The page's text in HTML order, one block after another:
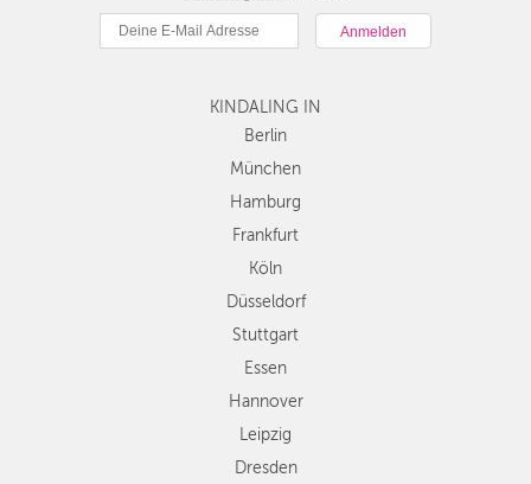
Hamburg
Köln
Düsseldorf
Stuttgart
Essen
Dresden
Nürnberg
Wien
Zürich
Andere
Regionen
KINDALING IN
Berlin
München
Hamburg
Frankfurt
Köln
Düsseldorf
Stuttgart
Essen
Hannover
Leipzig
Dresden